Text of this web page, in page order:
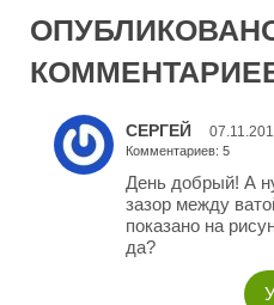
СЕРГЕЙ
Комментариев: 5
День добрый! А
зазор между
показано на
да?